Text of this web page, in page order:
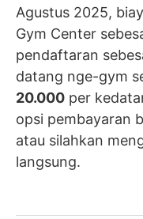
Agustus 2025,
Gym Center
pendaftaran
datang nge-gym
20.000 per
opsi pembayaran
atau silahkan
langsung.